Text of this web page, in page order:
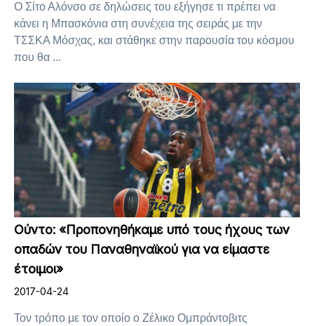
Ο Σίτο Αλόνσο σε δηλώσεις του εξήγησε τι πρέπει να
κάνει η Μπασκόνια στη συνέχεια της σειράς με την
ΤΣΣΚΑ Μόσχας, και στάθηκε στην παρουσία του κόσμου
που θα ...
Ούντο: «Προπονηθήκαμε υπό τους ήχους των
οπαδών του Παναθηναϊκού για να είμαστε
έτοιμοι»
2017-04-24
Τον τρόπο με τον οποίο ο Ζέλικο Ομπράντοβιτς